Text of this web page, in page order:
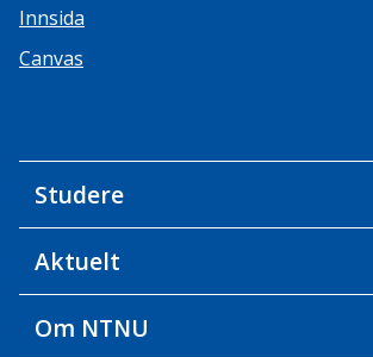
Innsida
Canvas
Studere
Aktuelt
Om NTNU